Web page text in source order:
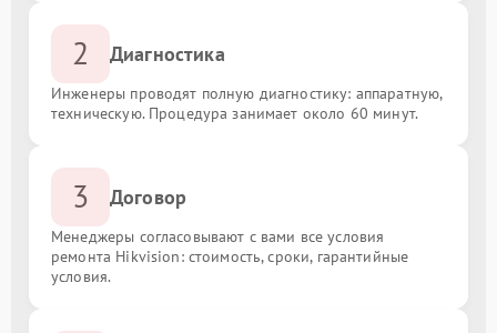
2 Диагностика
Инженеры проводят полную диагностику: аппаратную,
техническую. Процедура занимает около 60 минут.
3 Договор
Менеджеры согласовывают с вами все условия
ремонта Hikvision: стоимость, сроки, гарантийные
условия.